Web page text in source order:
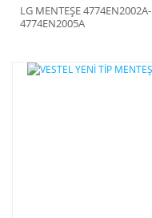
LG MENTEŞE 4774EN2002A-
4774EN2005A